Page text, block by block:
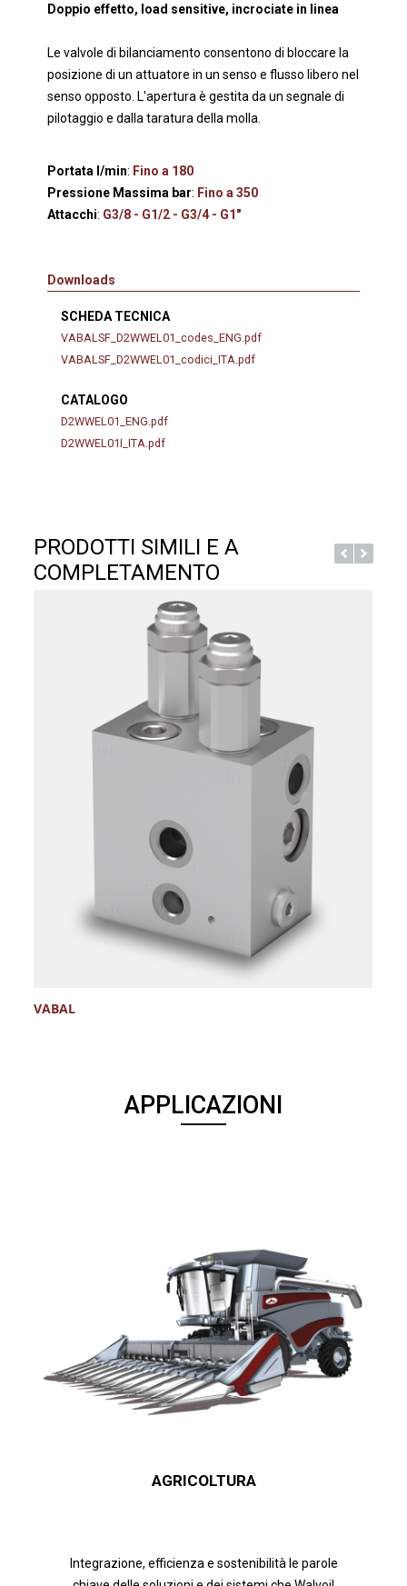
Doppio effetto, load sensitive, incrociate in linea
Le valvole di bilanciamento consentono di bloccare la
posizione di un attuatore in un senso e flusso libero nel
senso opposto. L'apertura è gestita da un segnale di
pilotaggio e dalla taratura della molla.
Portata l/min: Fino a 180
Pressione Massima bar: Fino a 350
Attacchi: G3/8 - G1/2 - G3/4 - G1"
Downloads
SCHEDA TECNICA
VABALSF_D2WWEL01_codes_ENG.pdf
VABALSF_D2WWEL01_codici_ITA.pdf
CATALOGO
D2WWEL01_ENG.pdf
D2WWEL01I_ITA.pdf
PRODOTTI SIMILI E A
COMPLETAMENTO
VABAL
APPLICAZIONI
AGRICOLTURA
Integrazione, efficienza e sostenibilità le parole